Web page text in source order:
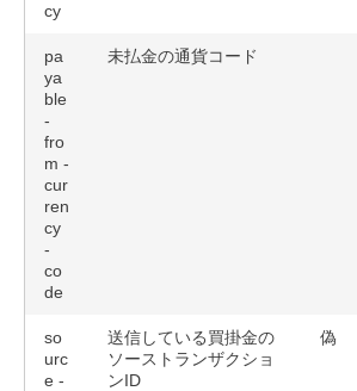
cy
pa
ya
ble
-
fro
m -
cur
ren
cy
-
co
de
未払金の通貨コード
so
urc
e -
送信している買掛金の
ソーストランザクショ
ンID
偽